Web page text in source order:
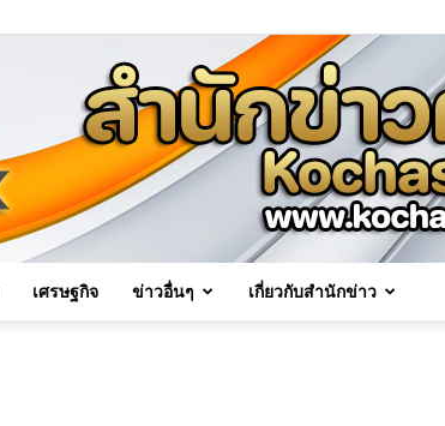
เศรษฐกิจ ข่าวอื่นๆ เกี่ยวกับสำนักข่าว